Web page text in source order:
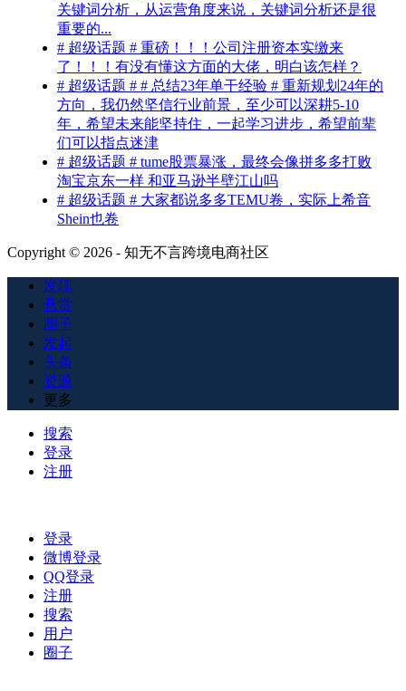
关键词分析，从运营角度来说，关键词分析还是很
重要的...
# 超级话题 # 重磅！！！公司注册资本实缴来
了！！！有没有懂这方面的大佬，明白该怎样？
# 超级话题 # # 总结23年单干经验 # 重新规划24年的
方向，我仍然坚信行业前景，至少可以深耕5-10
年，希望未来能坚持住，一起学习进步，希望前辈
们可以指点迷津
# 超级话题 # tume股票暴涨，最终会像拼多多打败
淘宝京东一样 和亚马逊半壁江山吗
# 超级话题 # 大家都说多多TEMU卷，实际上希音
Shein也卷
Copyright © 2026 - 知无不言跨境电商社区
发现
悬赏
圈子
发起
头条
资源
更多
搜索
登录
注册
登录
微博登录
QQ登录
注册
搜索
用户
圈子